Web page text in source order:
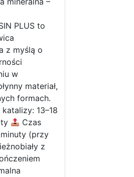
PLUS to
z myślą o
w
materiał,
formach.
katalizy: 13–18
Czas
(przy
z